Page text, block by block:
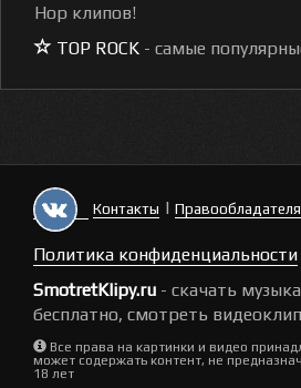
Hop клипов!
TOP ROCK - самые
Контакты |
Политика конфиденциальности
SmotretKlipy.ru - скачать
бесплатно, смотреть
Все права на картинки и видео
может содержать контент, не
18 лет